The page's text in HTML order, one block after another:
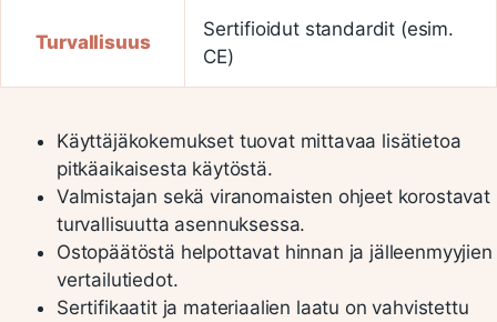
Turvallisuus
Sertifioidut standardit (esim.
CE)
Käyttäjäkokemukset tuovat mittavaa lisätietoa
pitkäaikaisesta käytöstä.
Valmistajan sekä viranomaisten ohjeet korostavat
turvallisuutta asennuksessa.
Ostopäätöstä helpottavat hinnan ja jälleenmyyjien
vertailutiedot.
Sertifikaatit ja materiaalien laatu on vahvistettu